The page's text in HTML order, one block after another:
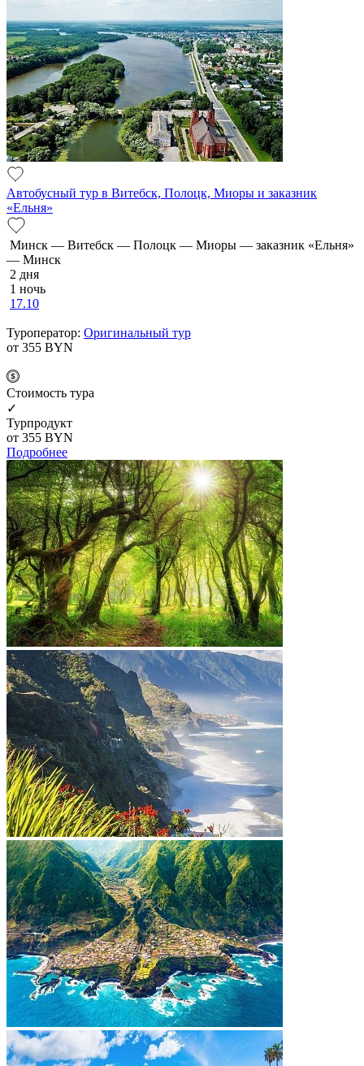
Автобусный тур в Витебск, Полоцк, Миоры и заказник
«Ельня»
Минск — Витебск — Полоцк — Миоры — заказник «Ельня»
— Минск
2 дня
1 ночь
17.10
Туроператор: Оригинальный тур
от 355 BYN
Cтоимость тура
✓
Турпродукт
от 355 BYN
Подробнее